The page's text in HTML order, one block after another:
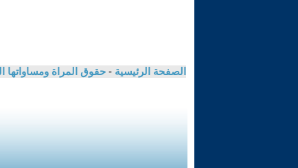
الصفحة الرئيسية - حقوق المراة ومساواتها